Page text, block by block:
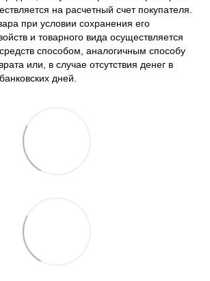
на расчетный счет покупателя.
при условии сохранения его
и товарного вида осуществляется
способом, аналогичным способу
или, в случае отсутствия денег в
дней.